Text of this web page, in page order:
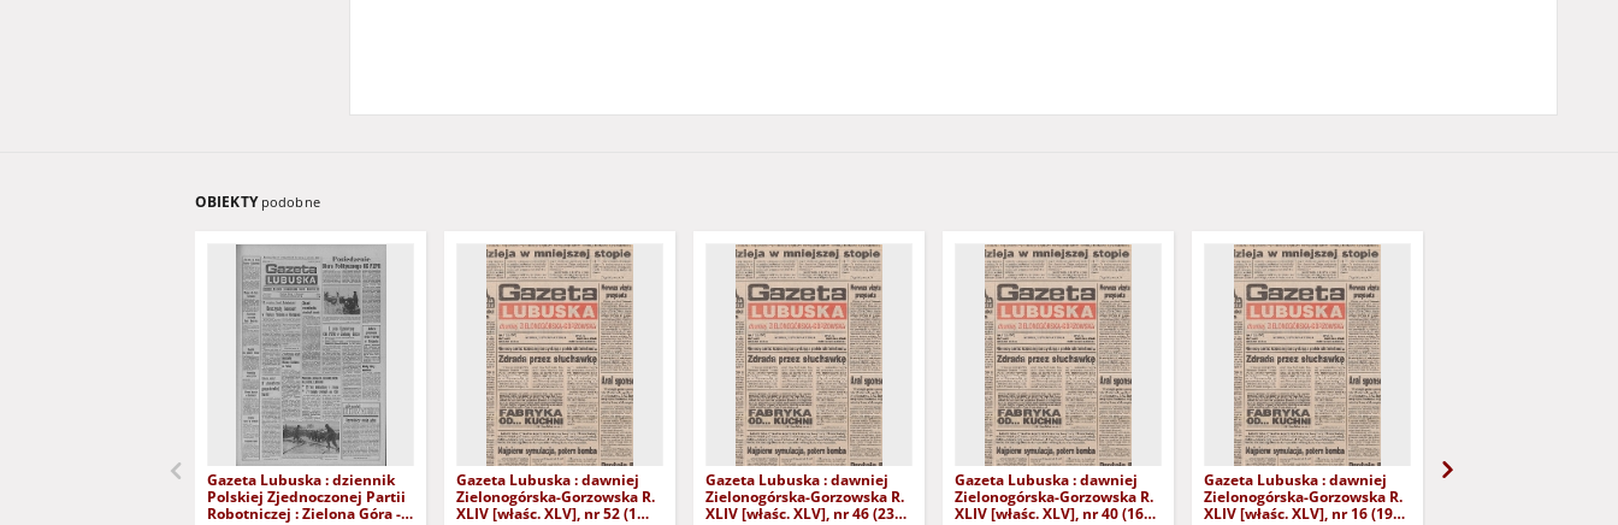
OBIEKTY podobne
Gazeta Lubuska : dziennik
Polskiej Zjednoczonej Partii
Robotniczej : Zielona Góra -
Gazeta Lubuska : dawniej
Zielonogórska-Gorzowska R.
XLIV [właśc. XLV], nr 52 (1
Gazeta Lubuska : dawniej
Zielonogórska-Gorzowska R.
XLIV [właśc. XLV], nr 46 (23
Gazeta Lubuska : dawniej
Zielonogórska-Gorzowska R.
XLIV [właśc. XLV], nr 40 (16
Gazeta Lubuska : dawniej
Zielonogórska-Gorzowska R.
XLIV [właśc. XLV], nr 16 (19